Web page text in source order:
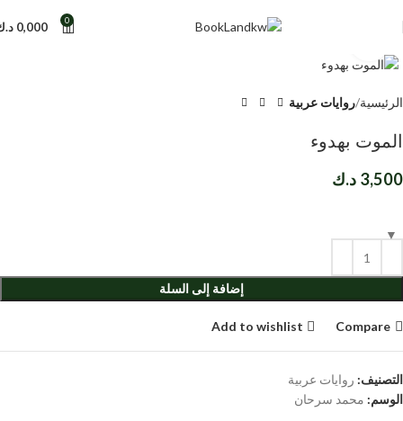
0
0,000
الرئيسية روايات عربية
الموت بهدوء
3,500 د.ك
إضافة إلى السلة
Compare
Add to wishlist
التصنيف: روايات عربية
الوسم: محمد سرحان